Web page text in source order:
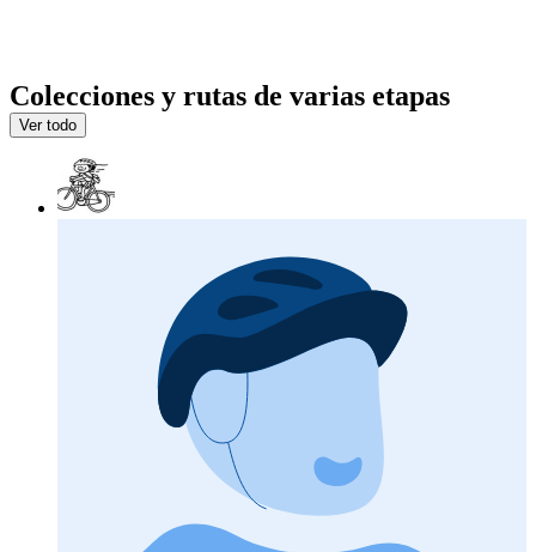
Colecciones y rutas de varias etapas
Ver todo